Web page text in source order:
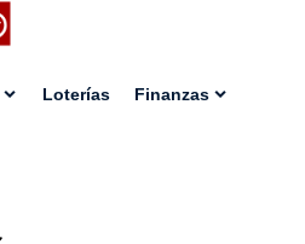
Loterías Finanzas